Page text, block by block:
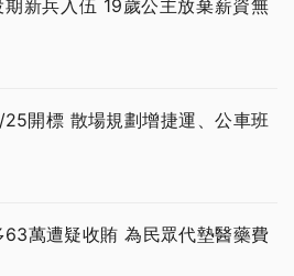
期新兵入伍 19歲公主放棄薪資無
開標 散場規劃增捷運、公車班
萬遭疑收賄 為民眾代墊醫藥費